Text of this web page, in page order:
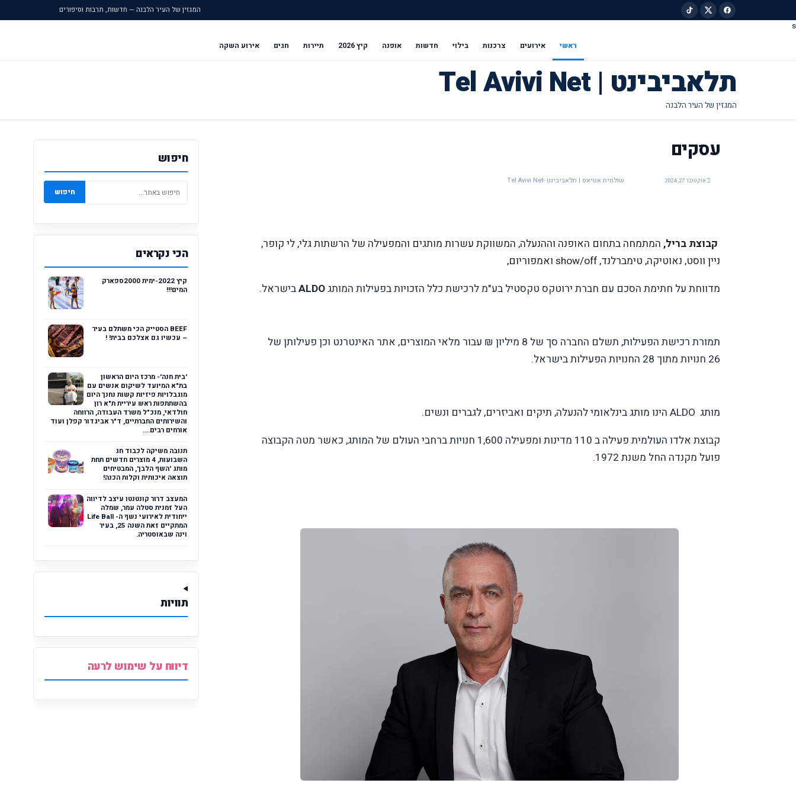
המגזין של העיר הלבנה — חדשות, תרבות וסיפורים
s
ראשי אירועים צרכנות בילוי חדשות אופנה קיץ 2026 תיירות חגים אירוע השקה
תלאביבינט | Tel Avivi Net
עסקים
אוקטובר 27, 2024 שולמית אטיאס | תלאביבינט -Tel Avivi Net
קבוצת בריל, המתמחה בתחום האופנה וההנעלה, המשווקת עשרות מותגים והמפעילה של הרשתות גלי, לי קופר,
ניין ווסט, נאוטיקה, טימברלנד,show/off ואמפוריום,
מדווחת על חתימת הסכם עם חברת ירוטקס טקסטיל בע"מ לרכישת כלל הזכויות בפעילות המותגALDOבישראל.
תמורת רכישת הפעילות, תשלם החברה סך של 8 מיליון ₪ עבור מלאי המוצרים, אתר האינטרנט וכן פעילותן של
26 חנויות מתוך 28 החנויות הפעילות בישראל.
מותג ALDO הינו מותג בינלאומי להנעלה, תיקים ואביזרים, לגברים ונשים.
קבוצת אלדו העולמית פעילה ב 110 מדינות ומפעילה 1,600 חנויות ברחבי העולם של המותג, כאשר מטה הקבוצה
פועל מקנדה החל משנת 1972.
חיפוש
חיפוש
הכי נקראים
קיץ 2022-ימית 2000ספארק
המים!!!
BEEF הסטייק הכי משתלם בעיר
– עכשיו גם אצלכם בבית! !
'בית חנה'- מרכז היום הראשון
בת"א המיועד לשיקום אנשים עם
מוגבלויות פיזיות קשות נחנך היום
בהשתתפות ראש עיריית ת"א רון
חולדאי, מנכ"ל משרד העבודה, הרווחה
והשירותים החברתיים, ד"ר אביגדור קפלן ועוד
אורחים רבים....
תנובה משיקה לכבוד חג
השבועות, 4 מוצרים חדשים תחת
מותג 'השף הלבן', המבטיחים
תוצאה איכותית וקלות הכנה!
המעצב דרור קונטנטו עיצב לדיווה
העל זמנית סטלה עמר, שמלה
ייחודית לאירועי נשף ה- Life Ball
המתקיים זאת השנה 25, בעיר
וינה שבאוסטריה.
תוויות
דיווח על שימוש לרעה